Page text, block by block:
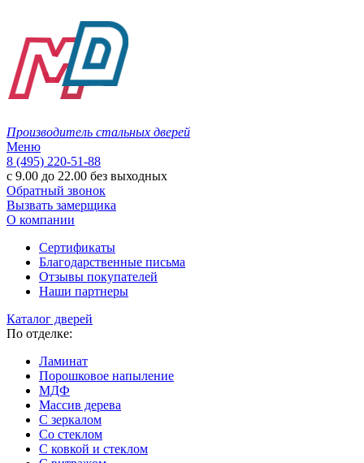
Производитель стальных дверей
Меню
8 (495) 220-51-88
с 9.00 до 22.00 без выходных
Обратный звонок
Вызвать замерщика
О компании
Сертификаты
Благодарственные письма
Отзывы покупателей
Наши партнеры
Каталог дверей
По отделке:
Ламинат
Порошковое напыление
МДФ
Массив дерева
С зеркалом
Со стеклом
С ковкой и стеклом